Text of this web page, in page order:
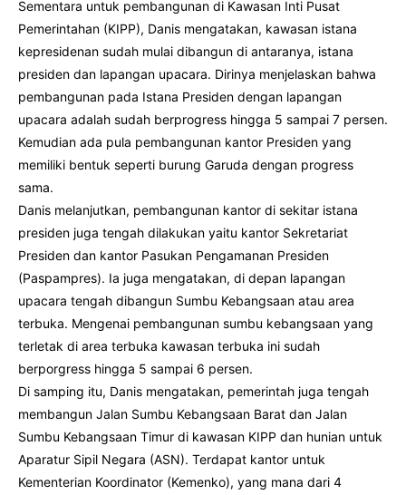
Sementara untuk pembangunan di Kawasan Inti Pusat
Pemerintahan (KIPP), Danis mengatakan, kawasan istana
kepresidenan sudah mulai dibangun di antaranya, istana
presiden dan lapangan upacara. Dirinya menjelaskan bahwa
pembangunan pada Istana Presiden dengan lapangan
upacara adalah sudah berprogress hingga 5 sampai 7 persen.
Kemudian ada pula pembangunan kantor Presiden yang
memiliki bentuk seperti burung Garuda dengan progress
sama.
Danis melanjutkan, pembangunan kantor di sekitar istana
presiden juga tengah dilakukan yaitu kantor Sekretariat
Presiden dan kantor Pasukan Pengamanan Presiden
(Paspampres). Ia juga mengatakan, di depan lapangan
upacara tengah dibangun Sumbu Kebangsaan atau area
terbuka. Mengenai pembangunan sumbu kebangsaan yang
terletak di area terbuka kawasan terbuka ini sudah
berporgress hingga 5 sampai 6 persen.
Di samping itu, Danis mengatakan, pemerintah juga tengah
membangun Jalan Sumbu Kebangsaan Barat dan Jalan
Sumbu Kebangsaan Timur di kawasan KIPP dan hunian untuk
Aparatur Sipil Negara (ASN). Terdapat kantor untuk
Kementerian Koordinator (Kemenko), yang mana dari 4